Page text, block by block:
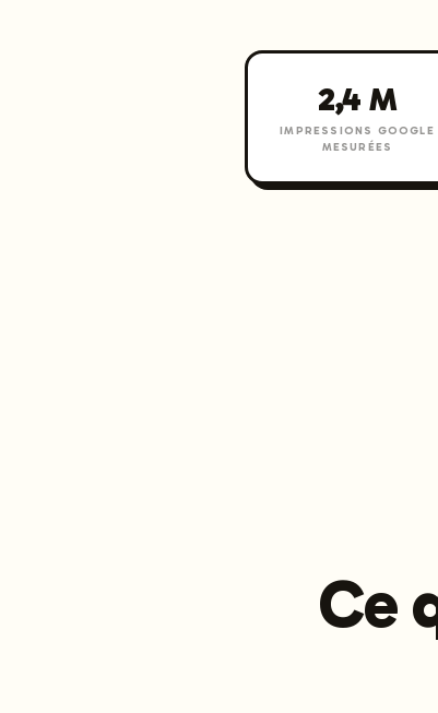
2,4 M
IMPRESSIONS GOOGLE
MESURÉES
Ce